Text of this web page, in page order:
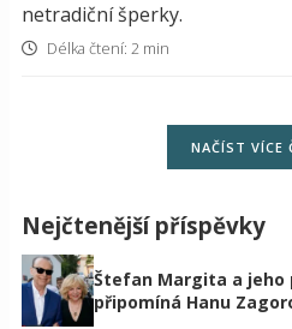
netradiční šperky.
Délka čtení: 2 min
NAČÍST VÍCE
Nejčtenější příspěvky
Štefan Margita a jeho
připomíná Hanu